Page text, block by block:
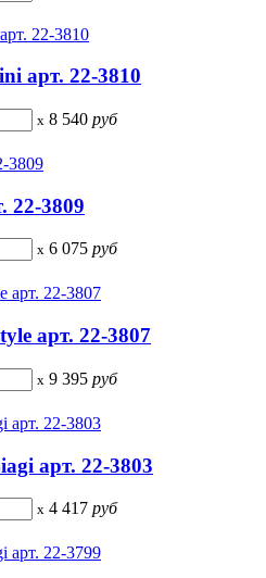
арт. 22-3810
x 8 540 руб
22-3809
x 6 075 руб
арт. 22-3807
x 9 395 руб
арт. 22-3803
x 4 417 руб